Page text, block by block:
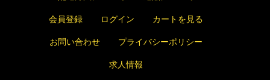
会員登録
ログイン
カートを見る
お問い合わせ
プライバシーポリシー
求人情報